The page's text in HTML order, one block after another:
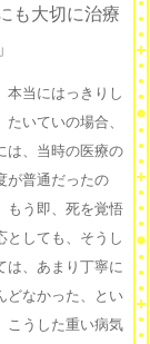
も大切に治療
当にはっきりし
いていの場合、
は、当時の医療の
が普通だったの
もう即、死を覚悟
としても、そうし
は、あまり丁寧に
どなかった、とい
こうした重い病気